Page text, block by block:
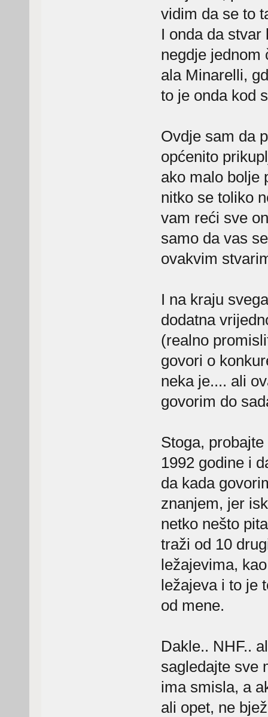
vidim da se to
I onda da stvar
negdje jednom
ala Minarelli,
to je onda kod
Ovdje sam da
općenito
ako malo bolje
nitko se toliko
vam reći sve
samo da vas
ovakvim
I na kraju
dodatna
(realno
govori o
neka je.... ali
govorim do
Stoga,
1992 godine i
da kada
znanjem, jer
netko nešto
traži od 10
ležajevima,
ležajeva i to je
od mene.
Dakle.. NHF..
sagledajte sve
ima smisla, a
ali opet, ne